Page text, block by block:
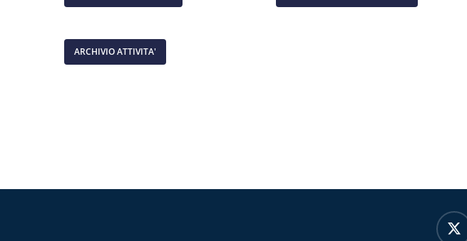
ARCHIVIO ATTIVITA'
x-
twitter